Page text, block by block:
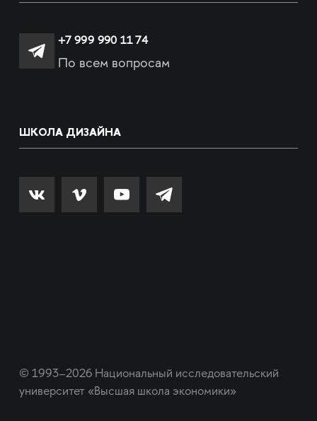
+7 999 990 11 74
По всем вопросам
ШКОЛА ДИЗАЙНА
© 1993–2026 Национальный исследовательский
университет «Высшая школа экономики»